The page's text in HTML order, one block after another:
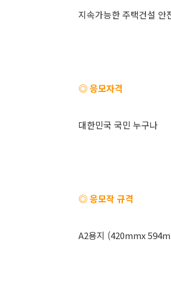
지속가능한 주택건설 안
◎ 응모자격
대한민국 국민 누구나
◎ 응모작 규격
A2용지 (420mmx